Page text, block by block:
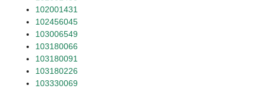
102001431
102456045
103006549
103180066
103180091
103180226
103330069